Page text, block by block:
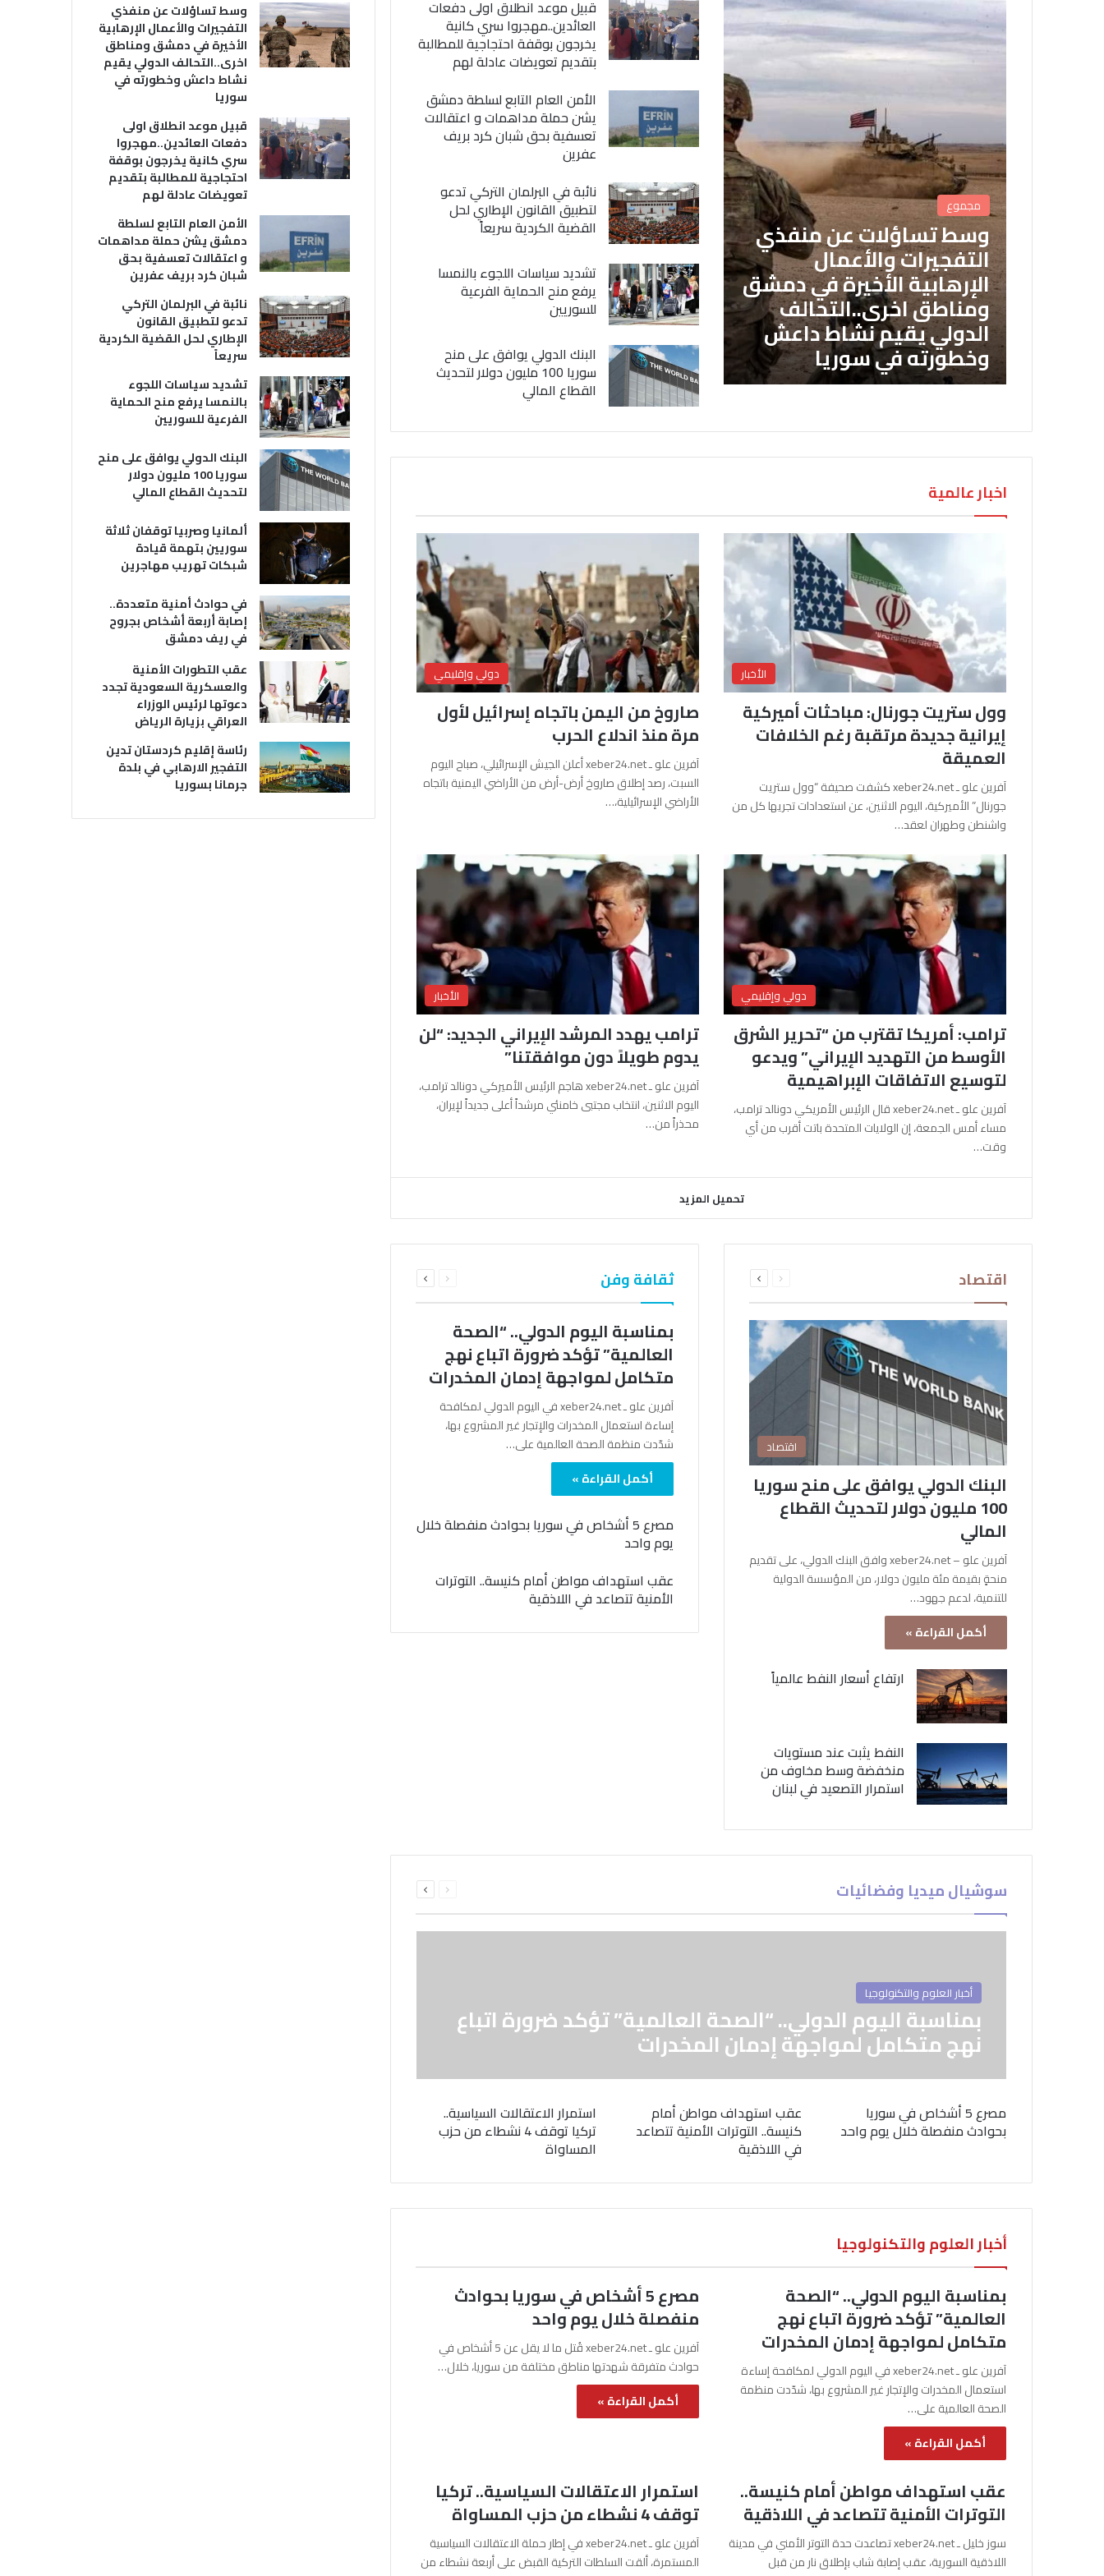
مجموع
وسط تساؤلات عن منفذي
التفجيرات والأعمال
الإرهابية الأخيرة في دمشق
ومناطق اخرى..التحالف
الدولي يقيم نشاط داعش
وخطورته في سوريا
قبيل موعد انطلاق اولى دفعات
العائدين..مهجروا سري كانية
يخرجون بوقفة احتجاجية للمطالبة
بتقديم تعويضات عادلة لهم
الأمن العام التابع لسلطة دمشق
يشن حملة مداهمات و اعتقالات
تعسفية بحق شبان كرد بريف
عفرين
نائبة في البرلمان التركي تدعو
لتطبيق القانون الإطاري لحل
القضية الكردية سريعاً
تشديد سياسات اللجوء بالنمسا
يرفع منح الحماية الفرعية
للسوريين
البنك الدولي يوافق على منح
سوريا 100 مليون دولار لتحديث
القطاع المالي
اخبار عالمية
الأخبار
وول ستريت جورنال: مباحثات أميركية
إيرانية جديدة مرتقبة رغم الخلافات
العميقة
آفرين علو ـ xeber24.net كشفت صحيفة “وول ستريت
جورنال” الأميركية، اليوم الاثنين، عن استعدادات تجريها كل من
واشنطن وطهران لعقد…
دولي وإقليمي
صاروخ من اليمن باتجاه إسرائيل لأول
مرة منذ اندلاع الحرب
آفرين علو ـ xeber24.net أعلن الجيش الإسرائيلي، صباح اليوم
السبت، رصد إطلاق صاروخ أرض-أرض من الأراضي اليمنية باتجاه
الأراضي الإسرائيلية،…
دولي وإقليمي
ترامب: أمريكا تقترب من “تحرير الشرق
الأوسط من التهديد الإيراني” ويدعو
لتوسيع الاتفاقات الإبراهيمية
آفرين علو ـ xeber24.net قال الرئيس الأمريكي دونالد ترامب،
مساء أمس الجمعة، إن الولايات المتحدة باتت أقرب من أي
وقت…
الأخبار
ترامب يهدد المرشد الإيراني الجديد: “لن
يدوم طويلاً دون موافقتنا”
آفرين علو ـ xeber24.net هاجم الرئيس الأميركي دونالد ترامب،
اليوم الاثنين، انتخاب مجتبى خامنئي مرشداً أعلى جديداً لإيران،
محذراً من…
تحميل المزيد
اقتصاد الصفحةالصفحة
اقتصاد
البنك الدولي يوافق على منح سوريا
100 مليون دولار لتحديث القطاع
المالي
آفرين علو – xeber24.net وافق البنك الدولي، على تقديم
منحةٍ بقيمة مئة مليون دولار، من المؤسسة الدولية
للتنمية، لدعم جهود…
أكمل القراءة »
ارتفاع أسعار النفط عالمياً
النفط يثبت عند مستويات
منخفضة وسط مخاوف من
استمرار التصعيد في لبنان
ثقافة وفن الصفحةالصفحة
بمناسبة اليوم الدولي.. “الصحة
العالمية” تؤكد ضرورة اتباع نهج
متكامل لمواجهة إدمان المخدرات
آفرين علو ـ xeber24.net في اليوم الدولي لمكافحة
إساءة استعمال المخدرات والإتجار غير المشروع بها،
شدّدت منظمة الصحة العالمية على…
أكمل القراءة »
مصرع 5 أشخاص في سوريا بحوادث منفصلة خلال
يوم واحد
عقب استهداف مواطن أمام كنيسة.. التوترات
الأمنية تتصاعد في اللاذقية
سوشيال ميديا وفضائيات الصفحةالصفحة
أخبار العلوم والتكنولوجيا
بمناسبة اليوم الدولي.. “الصحة العالمية” تؤكد ضرورة اتباع
نهج متكامل لمواجهة إدمان المخدرات
مصرع 5 أشخاص في سوريا
بحوادث منفصلة خلال يوم واحد
عقب استهداف مواطن أمام
كنيسة.. التوترات الأمنية تتصاعد
في اللاذقية
استمرار الاعتقالات السياسية..
تركيا توقف 4 نشطاء من حزب
المساواة
أخبار العلوم والتكنولوجيا
بمناسبة اليوم الدولي.. “الصحة
العالمية” تؤكد ضرورة اتباع نهج
متكامل لمواجهة إدمان المخدرات
آفرين علو ـ xeber24.net في اليوم الدولي لمكافحة إساءة
استعمال المخدرات والإتجار غير المشروع بها، شدّدت منظمة
الصحة العالمية على…
أكمل القراءة »
مصرع 5 أشخاص في سوريا بحوادث
منفصلة خلال يوم واحد
آفرين علو ـ xeber24.net قُتل ما لا يقل عن 5 أشخاص في
حوادث متفرقة شهدتها مناطق مختلفة من سوريا، خلال…
أكمل القراءة »
عقب استهداف مواطن أمام كنيسة..
التوترات الأمنية تتصاعد في اللاذقية
سوز خليل ـ xeber24.net تصاعدت حدة التوتر الأمني في مدينة
اللاذقية السورية، عقب إصابة شاب بإطلاق نار من قبل
استمرار الاعتقالات السياسية.. تركيا
توقف 4 نشطاء من حزب المساواة
آفرين علو ـ xeber24.net في إطار حملة الاعتقالات السياسية
المستمرة، ألقت السلطات التركية القبض على أربعة نشطاء من
وسط تساؤلات عن منفذي
التفجيرات والأعمال الإرهابية
الأخيرة في دمشق ومناطق
اخرى..التحالف الدولي يقيم
نشاط داعش وخطورته في
سوريا
قبيل موعد انطلاق اولى
دفعات العائدين..مهجروا
سري كانية يخرجون بوقفة
احتجاجية للمطالبة بتقديم
تعويضات عادلة لهم
الأمن العام التابع لسلطة
دمشق يشن حملة مداهمات
و اعتقالات تعسفية بحق
شبان كرد بريف عفرين
نائبة في البرلمان التركي
تدعو لتطبيق القانون
الإطاري لحل القضية الكردية
سريعاً
تشديد سياسات اللجوء
بالنمسا يرفع منح الحماية
الفرعية للسوريين
البنك الدولي يوافق على منح
سوريا 100 مليون دولار
لتحديث القطاع المالي
ألمانيا وصربيا توقفان ثلاثة
سوريين بتهمة قيادة
شبكات تهريب مهاجرين
في حوادث أمنية متعددة..
إصابة أربعة أشخاص بجروح
في ريف دمشق
عقب التطورات الأمنية
والعسكرية السعودية تجدد
دعوتها لرئيس الوزراء
العراقي بزيارة الرياض
رئاسة إقليم كردستان تدين
التفجير الارهابي في بلدة
جرمانا بسوريا